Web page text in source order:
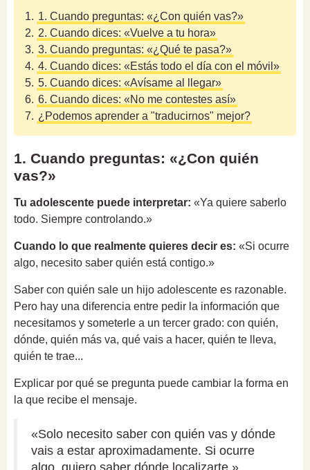
1. 1. Cuando preguntas: «¿Con quién vas?»
2. 2. Cuando dices: «Vuelve a tu hora»
3. 3. Cuando preguntas: «¿Qué te pasa?»
4. 4. Cuando dices: «Estás todo el día con el móvil»
5. 5. Cuando dices: «Avísame al llegar»
6. 6. Cuando dices: «No me contestes así»
7. ¿Podemos aprender a "traducirnos" mejor?
1. Cuando preguntas: «¿Con quién
vas?»
Tu adolescente puede interpretar: «Ya quiere saberlo
todo. Siempre controlando.»
Cuando lo que realmente quieres decir es: «Si ocurre
algo, necesito saber quién está contigo.»
Saber con quién sale un hijo adolescente es razonable.
Pero hay una diferencia entre pedir la información que
necesitamos y someterle a un tercer grado: con quién,
dónde, quién más va, qué vais a hacer, quién te lleva,
quién te trae...
Explicar por qué se pregunta puede cambiar la forma en
la que recibe el mensaje.
«Solo necesito saber con quién vas y dónde
vais a estar aproximadamente. Si ocurre